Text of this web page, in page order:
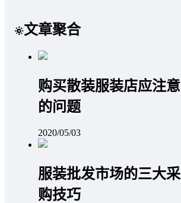
文章聚合
购买散装服装店应注意
的问题
2020/05/03
服装批发市场的三大采
购技巧